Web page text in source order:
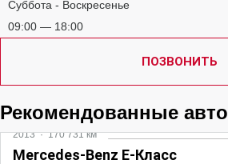
Суббота - Воскресенье
09:00 — 18:00
ПОЗВОНИТЬ
Рекомендованные авто
2013·170 731 км
Mercedes‑Benz E-Класс